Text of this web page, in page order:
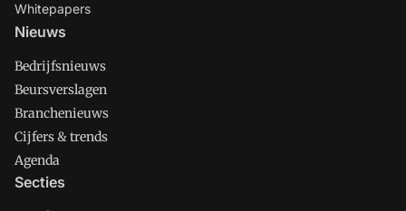
Whitepapers
Nieuws
Bedrijfsnieuws
Beursverslagen
Branchenieuws
Cijfers & trends
Agenda
Secties